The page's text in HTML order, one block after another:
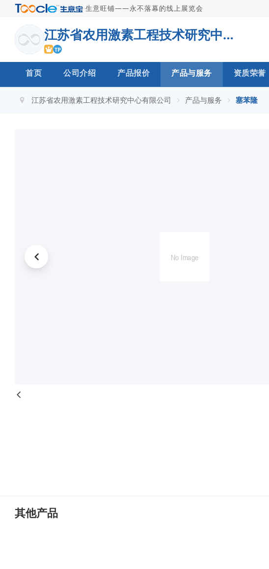
·生意旺铺——永不落幕的线上展览会
江苏省农用激素工程技术研究中心有限公司
TP
首页 公司介绍 产品报价 产品与服务 资质荣誉
江苏省农用激素工程技术研究中心有限公司 产品与服务 塞苯隆
其他产品